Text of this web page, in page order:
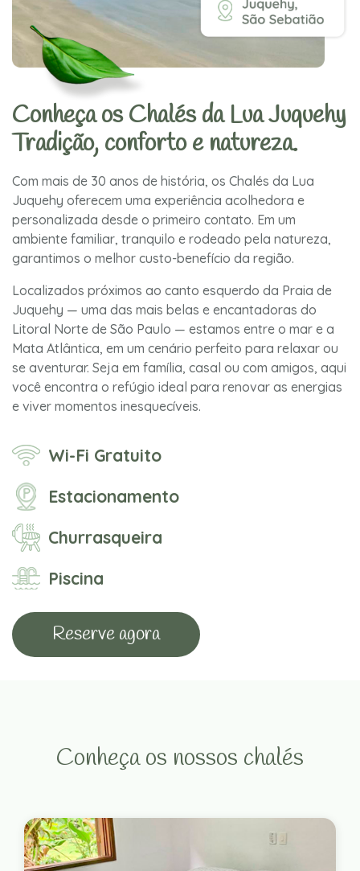
Conheça os Chalés da Lua Juquehy
Tradição, conforto e natureza.
Com mais de 30 anos de história, os Chalés da Lua
Juquehy oferecem uma experiência acolhedora e
personalizada desde o primeiro contato. Em um
ambiente familiar, tranquilo e rodeado pela natureza,
garantimos o melhor custo-benefício da região.
Localizados próximos ao canto esquerdo da Praia de
Juquehy — uma das mais belas e encantadoras do
Litoral Norte de São Paulo — estamos entre o mar e a
Mata Atlântica, em um cenário perfeito para relaxar ou
se aventurar. Seja em família, casal ou com amigos, aqui
você encontra o refúgio ideal para renovar as energias
e viver momentos inesquecíveis.
Wi-Fi Gratuito
Estacionamento
Churrasqueira
Piscina
Reserve agora
Conheça os nossos chalés